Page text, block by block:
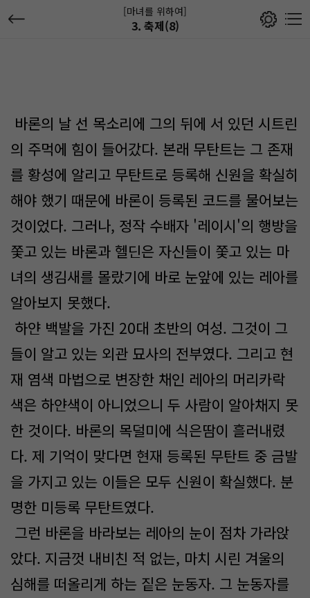
[마녀를 위하여]
3. 축제(8)
바론의 날 선 목소리에 그의 뒤에 서 있던 시트린
의 주먹에 힘이 들어갔다. 본래 무탄트는 그 존재
를 황성에 알리고 무탄트로 등록해 신원을 확실히
해야 했기 때문에 바론이 등록된 코드를 물어보는
것이었다. 그러나, 정작 수배자 '레이시'의 행방을
쫓고 있는 바론과 헬딘은 자신들이 쫓고 있는 마
녀의 생김새를 몰랐기에 바로 눈앞에 있는 레아를
알아보지 못했다.
하얀 백발을 가진 20대 초반의 여성. 그것이 그
들이 알고 있는 외관 묘사의 전부였다. 그리고 현
재 염색 마법으로 변장한 채인 레아의 머리카락
색은 하얀색이 아니었으니 두 사람이 알아채지 못
한 것이다. 바론의 목덜미에 식은땀이 흘러내렸
다. 제 기억이 맞다면 현재 등록된 무탄트 중 금발
을 가지고 있는 이들은 모두 신원이 확실했다. 분
명한 미등록 무탄트였다.
그런 바론을 바라보는 레아의 눈이 점차 가라앉
았다. 지금껏 내비친 적 없는, 마치 시린 겨울의
심해를 떠올리게 하는 짙은 눈동자. 그 눈동자를